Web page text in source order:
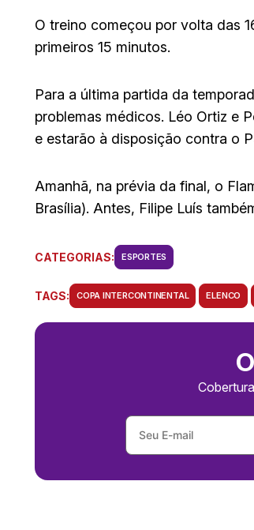
O treino começou por volta das
primeiros 15 minutos.
Para a última partida da
problemas médicos. Léo Ortiz e
e estarão à disposição contra o
Amanhã, na prévia da final, o
Brasília). Antes, Filipe Luís
CATEGORIAS: ESPORTES
TAGS: COPA INTERCONTINENTAL ELENCO